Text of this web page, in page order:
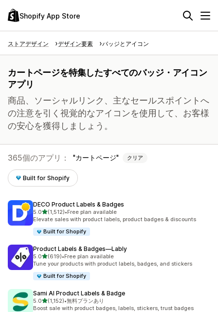
Shopify App Store
ストアデザイン デザイン要素 バッジとアイコン
カートページを特集したすべてのバッジ・アイコン
アプリ
商品、ソーシャルリンク、主なセールスポイントへ
の注意を引く視覚的なアイコンを使用して、お客様
の安心を獲得しましょう。
365個のアプリ： カートページ クリア
Built for Shopify
DECO Product Labels & Badges
5.05つ星中
(1,512)
合計レビュー数：1512件
•Free plan available
Elevate sales with product labels, product badges & discounts
Built for Shopify
Product Labels & Badges—Lably
5.05つ星中
(619)
合計レビュー数：619件
•Free plan available
Tune your products with product labels, badges, and stickers
Built for Shopify
Sami AI Product Labels & Badge
5.05つ星中
(1,152)
合計レビュー数：1152件
•無料プランあり
Boost sale with product badges, labels, stickers, trust badges